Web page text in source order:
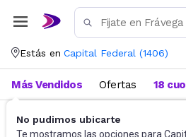
Estás en Capital Federal (1406)
No pudimos ubicarte
Te mostramos las opciones para
Más Vendidos Ofertas 18
Equipos para Auto